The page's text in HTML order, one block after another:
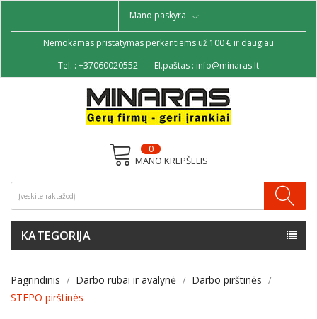
Mano paskyra
Nemokamas pristatymas perkantiems už 100 € ir daugiau
Tel. : +37060020552 El.paštas : info@minaras.lt
MANO KREPŠELIS
0
KATEGORIJA
Pagrindinis Darbo rūbai ir avalynė
Darbo pirštinės
STEPO pirštinės